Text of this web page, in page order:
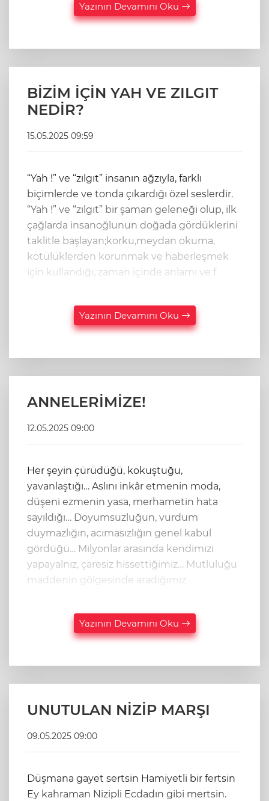
Yazının Devamını Oku
BİZİM İÇİN YAH VE ZILGIT
NEDİR?
15.05.2025 09:59
“Yah !” ve “zılgıt” insanın ağzıyla, farklı
biçimlerde ve tonda çıkardığı özel seslerdir.
“Yah !” ve “zılgıt” bir şaman geleneği olup, ilk
çağlarda insanoğlunun doğada gördüklerini
taklitle başlayan;korku,meydan okuma,
kötülüklerden korunmak ve haberleşmek
için kullandığı, zaman içinde anlamı ve f
Yazının Devamını Oku
ANNELERİMİZE!
12.05.2025 09:00
Her şeyin çürüdüğü, kokuştuğu,
yavanlaştığı… Aslını inkâr etmenin moda,
düşeni ezmenin yasa, merhametin hata
sayıldığı… Doyumsuzluğun, vurdum
duymazlığın, acımasızlığın genel kabul
gördüğü… Milyonlar arasında kendimizi
yapayalnız, çaresiz hissettiğimiz… Mutluluğu
maddenin gölgesinde aradığımız
Yazının Devamını Oku
UNUTULAN NİZİP MARŞI
09.05.2025 09:00
Düşmana gayet sertsin Hamiyetli bir fertsin
Ey kahraman Nizipli Ecdadın gibi mertsin.